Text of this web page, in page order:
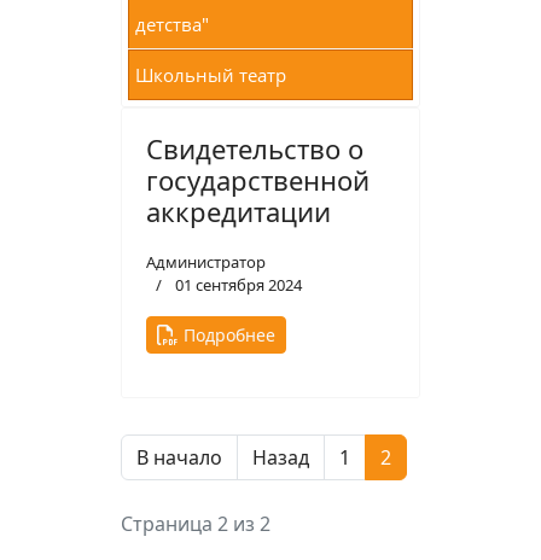
детства"
Школьный театр
Свидетельство о
государственной
аккредитации
Администратор
01 сентября 2024
Подробнее
В начало Назад 1 2
Страница 2 из 2